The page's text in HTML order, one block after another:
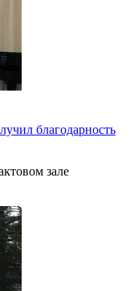
благодарность
зале